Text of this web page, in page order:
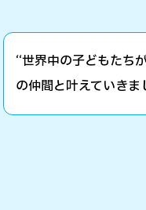
“世界中の子どもたち
の仲間と叶えていきま